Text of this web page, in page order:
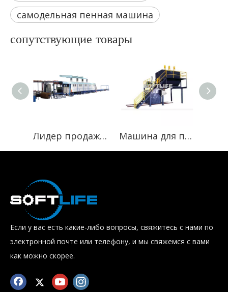
самодельная пенная машина
сопутствующие товары
Лидер продаж 2020 года, линия непрерывного производства губки с ЧПУ, автоматическая горизонтальная вспенивающая машина для изготовления матрасов Машина для переработки отходов пенопласта, повторно склеенная пенопластовая машина для матрасов
Если у вас есть какие-либо вопросы, свяжитесь с нами по
электронной почте или телефону, и мы свяжемся с вами
как можно скорее.